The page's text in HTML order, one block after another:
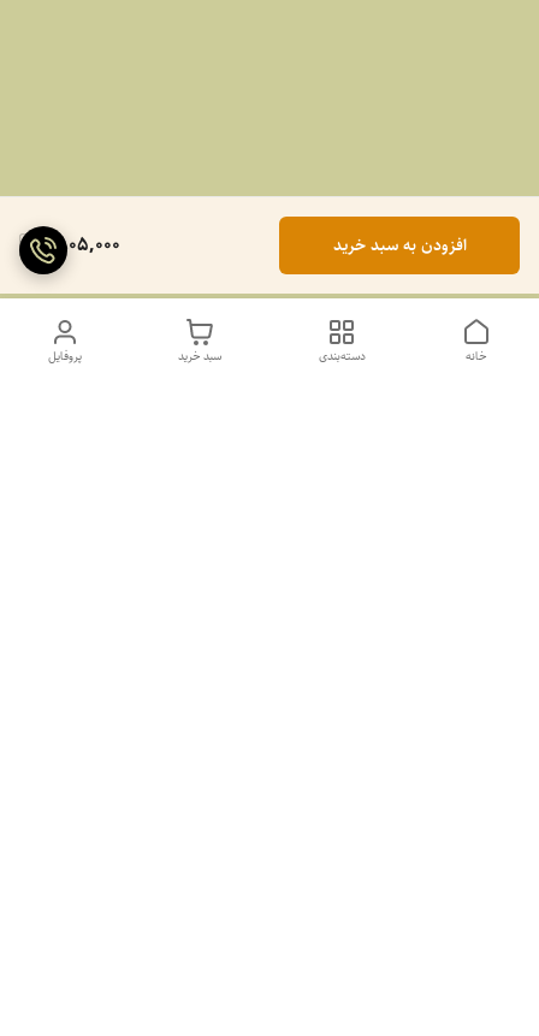
1,805,000 افزودن به سبد خرید
پروفایل سبد خرید دسته‌بندی خانه